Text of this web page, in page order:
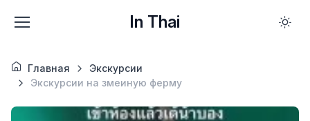
In Thai
Главная
Экскурсии
Экскурсии на змеиную ферму